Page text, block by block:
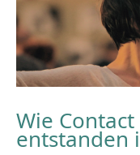
Wie
entstanden